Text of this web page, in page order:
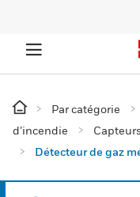
Par catégorie
d’incendie
Détecteur de gaz